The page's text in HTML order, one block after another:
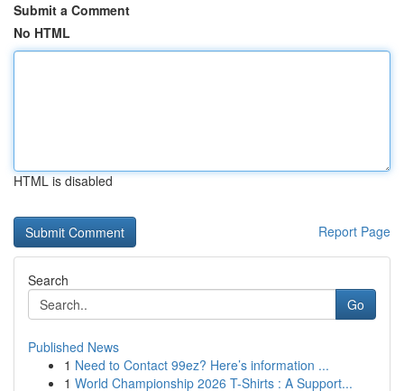
Submit a Comment
No HTML
HTML is disabled
Report Page
Search
Go
Published News
1 Need to Contact 99ez? Here’s information ...
1 World Championship 2026 T-Shirts : A Support...